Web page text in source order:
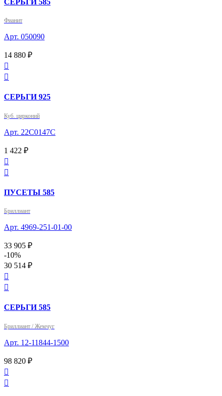
Фианит
Арт. 050090
14 880 ₽


СЕРЬГИ 925
Куб. цирконий
Арт. 22С0147С
1 422 ₽


ПУСЕТЫ 585
Бриллиант
Арт. 4969-251-01-00
33 905 ₽
-10%
30 514 ₽


СЕРЬГИ 585
Бриллиант / Жемчуг
Арт. 12-11844-1500
98 820 ₽

